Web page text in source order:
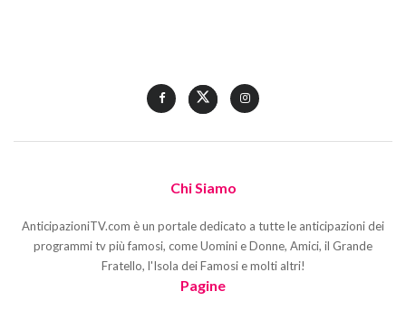
Chi Siamo
AnticipazioniTV.com è un portale dedicato a tutte le anticipazioni dei
programmi tv più famosi, come Uomini e Donne, Amici, il Grande
Fratello, l'Isola dei Famosi e molti altri!
Pagine